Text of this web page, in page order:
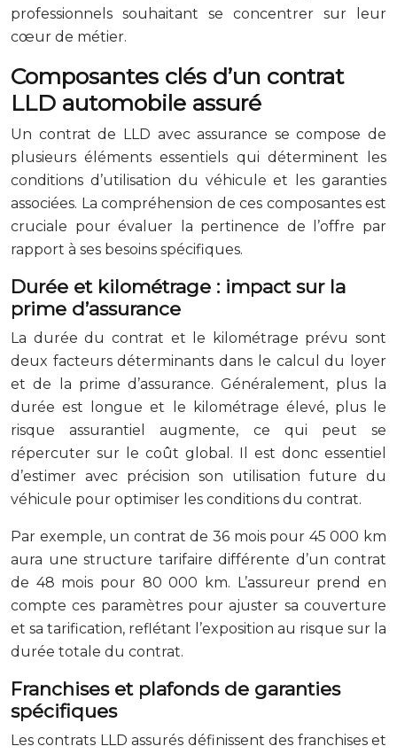
professionnels souhaitant se concentrer sur leur
cœur de métier.
Composantes clés d’un contrat
LLD automobile assuré
Un contrat de LLD avec assurance se compose de
plusieurs éléments essentiels qui déterminent les
conditions d’utilisation du véhicule et les garanties
associées. La compréhension de ces composantes est
cruciale pour évaluer la pertinence de l’offre par
rapport à ses besoins spécifiques.
Durée et kilométrage : impact sur la
prime d’assurance
La durée du contrat et le kilométrage prévu sont
deux facteurs déterminants dans le calcul du loyer
et de la prime d’assurance. Généralement, plus la
durée est longue et le kilométrage élevé, plus le
risque assurantiel augmente, ce qui peut se
répercuter sur le coût global. Il est donc essentiel
d’estimer avec précision son utilisation future du
véhicule pour optimiser les conditions du contrat.
Par exemple, un contrat de 36 mois pour 45 000 km
aura une structure tarifaire différente d’un contrat
de 48 mois pour 80 000 km. L’assureur prend en
compte ces paramètres pour ajuster sa couverture
et sa tarification, reflétant l’exposition au risque sur la
durée totale du contrat.
Franchises et plafonds de garanties
spécifiques
Les contrats LLD assurés définissent des franchises et